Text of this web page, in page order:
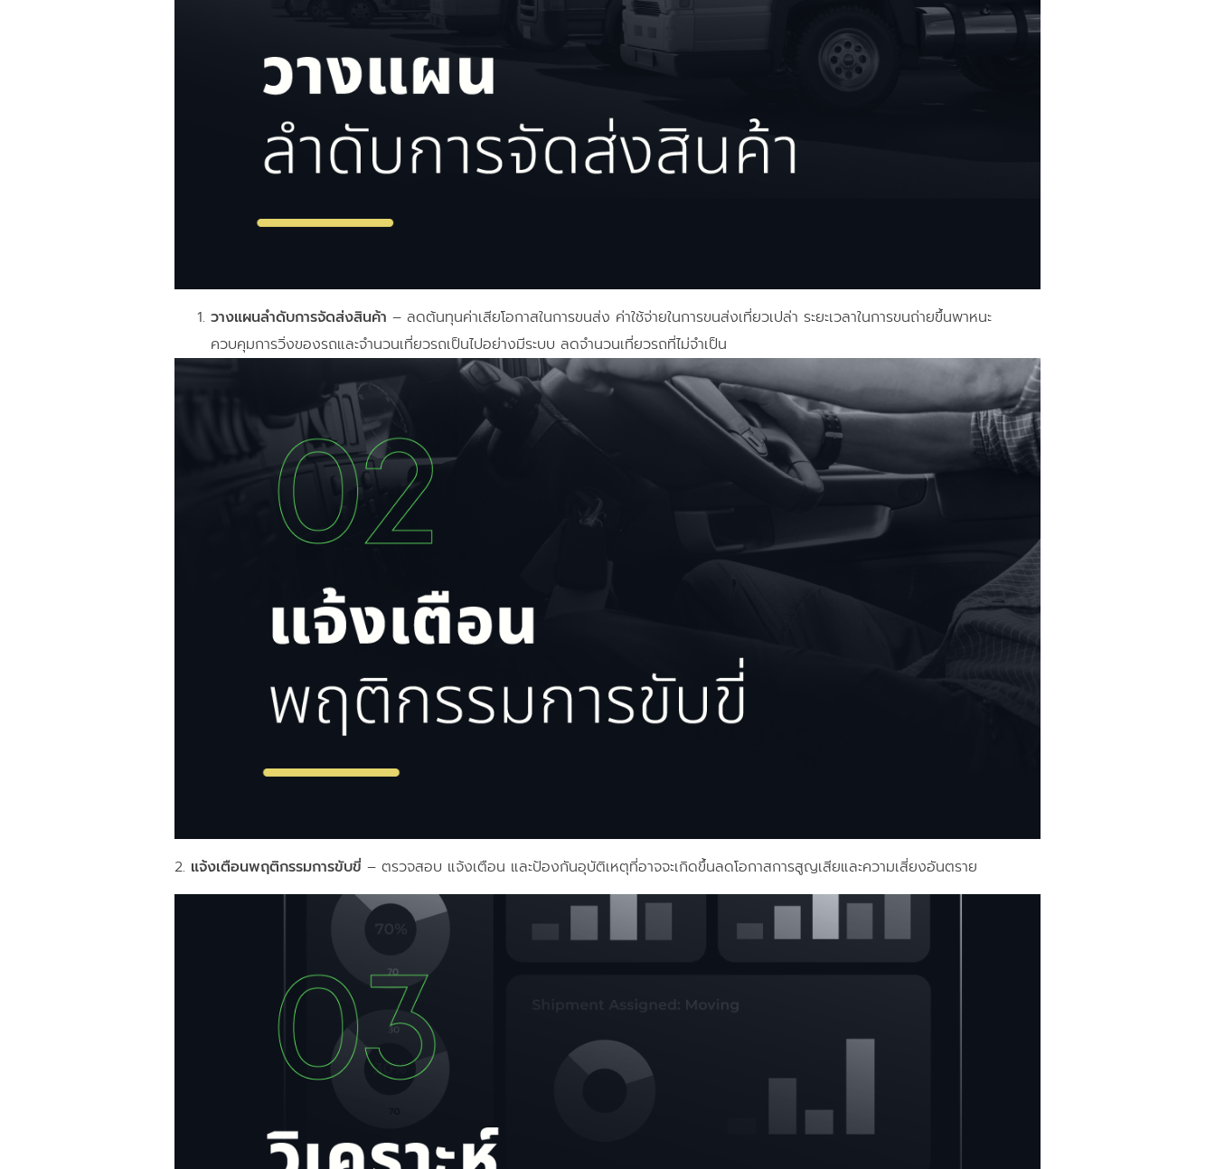
วางแผนลำดับการจัดส่งสินค้า – ลดต้นทุนค่าเสียโอกาสในการขนส่ง ค่าใช้จ่ายในการขนส่งเที่ยวเปล่า ระยะเวลาในการขนถ่ายขึ้นพาหนะ
ควบคุมการวิ่งของรถและจำนวนเที่ยวรถเป็นไปอย่างมีระบบ ลดจำนวนเที่ยวรถที่ไม่จำเป็น
2. แจ้งเตือนพฤติกรรมการขับขี่– ตรวจสอบ แจ้งเตือน และป้องกันอุบัติเหตุที่อาจจะเกิดขึ้นลดโอกาสการสูญเสียและความเสี่ยงอันตราย